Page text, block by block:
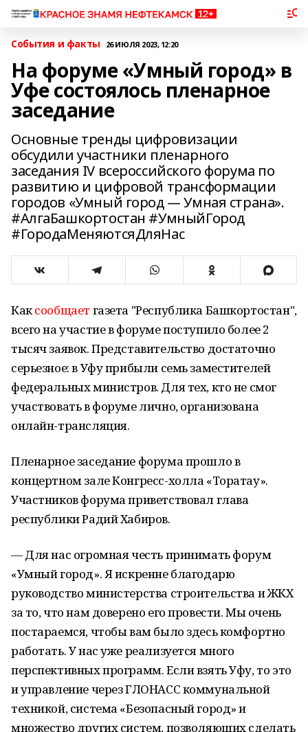
События и факты 26 ИЮЛЯ 2023, 12:20
На форуме «Умный город» в
Уфе состоялось пленарное
заседание
Основные тренды цифровизации
обсудили участники пленарного
заседания IV всероссийского форума по
развитию и цифровой трансформации
городов «Умный город — Умная страна».
#АлгаБашкортостан #УмныйГород
#ГородаМеняютсяДляНас
Каксообщает газета "Республика Башкортостан",
всего на участие в форуме поступило более 2
тысяч заявок. Представительство достаточно
серьезное: в Уфу прибыли семь заместителей
федеральных министров. Для тех, кто не смог
участвовать в форуме лично, организована
онлайн-трансляция.
Пленарное заседание форума прошло в
концертном зале Конгресс-холла «Торатау».
Участников форума приветствовал глава
республики Радий Хабиров.
— Для нас огромная честь принимать форум
«Умный город». Я искренне благодарю
руководство министерства строительства и ЖКХ
за то, что нам доверено его провести. Мы очень
постараемся, чтобы вам было здесь комфортно
работать. У нас уже реализуется много
перспективных программ. Если взять Уфу, то это
и управление через ГЛОНАСС коммунальной
техникой, система «Безопасный город» и
множество других систем, позволяющих сделать